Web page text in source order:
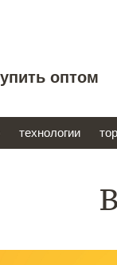
оптом
технологии